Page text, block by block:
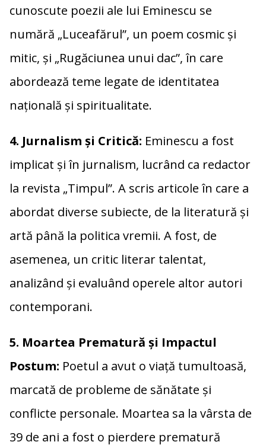
cunoscute poezii ale lui Eminescu se
numără „Luceafărul”, un poem cosmic și
mitic, și „Rugăciunea unui dac”, în care
abordează teme legate de identitatea
națională și spiritualitate.
4. Jurnalism și Critică: Eminescu a fost
implicat și în jurnalism, lucrând ca redactor
la revista „Timpul”. A scris articole în care a
abordat diverse subiecte, de la literatură și
artă până la politica vremii. A fost, de
asemenea, un critic literar talentat,
analizând și evaluând operele altor autori
contemporani.
5. Moartea Prematură și Impactul
Postum: Poetul a avut o viață tumultoasă,
marcată de probleme de sănătate și
conflicte personale. Moartea sa la vârsta de
39 de ani a fost o pierdere prematură